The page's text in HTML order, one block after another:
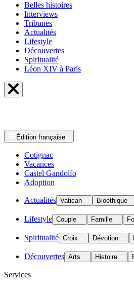
Belles histoires
Interviews
Tribunes
Actualités
Lifestyle
Découvertes
Spiritualité
Léon XIV à Paris
Édition française
Cotignac
Vacances
Castel Gandolfo
Adoption
Actualités Vatican Bioéthique
Lifestyle Couple Famille
Spiritualité Croix Dévotion
Découvertes Arts Histoire
Services